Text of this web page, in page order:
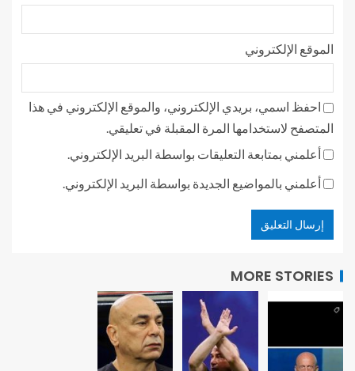
الموقع الإلكتروني
احفظ اسمي، بريدي الإلكتروني، والموقع الإلكتروني في هذا
المتصفح لاستخدامها المرة المقبلة في تعليقي.
أعلمني بمتابعة التعليقات بواسطة البريد الإلكتروني.
أعلمني بالمواضيع الجديدة بواسطة البريد الإلكتروني.
MORE STORIES